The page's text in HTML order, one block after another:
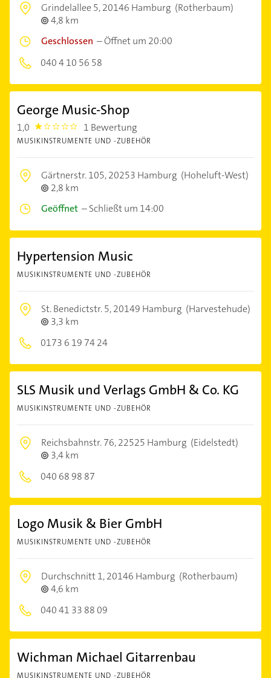
Grindelallee 5,20146 Hamburg (Rotherbaum)
4,8 km
Geschlossen –Öffnet um 20:00
040 4 10 56 58
George Music-Shop
1,0 1.0 1 Bewertung
MUSIKINSTRUMENTE UND -ZUBEHÖR
Gärtnerstr. 105,20253 Hamburg (Hoheluft-West)
2,8 km
Geöffnet –Schließt um 14:00
Hypertension Music
MUSIKINSTRUMENTE UND -ZUBEHÖR
St. Benedictstr. 5,20149 Hamburg (Harvestehude)
3,3 km
0173 6 19 74 24
SLS Musik und Verlags GmbH & Co. KG
MUSIKINSTRUMENTE UND -ZUBEHÖR
Reichsbahnstr. 76,22525 Hamburg (Eidelstedt)
3,4 km
040 68 98 87
Logo Musik & Bier GmbH
MUSIKINSTRUMENTE UND -ZUBEHÖR
Durchschnitt 1,20146 Hamburg (Rotherbaum)
4,6 km
040 41 33 88 09
Wichman Michael Gitarrenbau
MUSIKINSTRUMENTE UND -ZUBEHÖR